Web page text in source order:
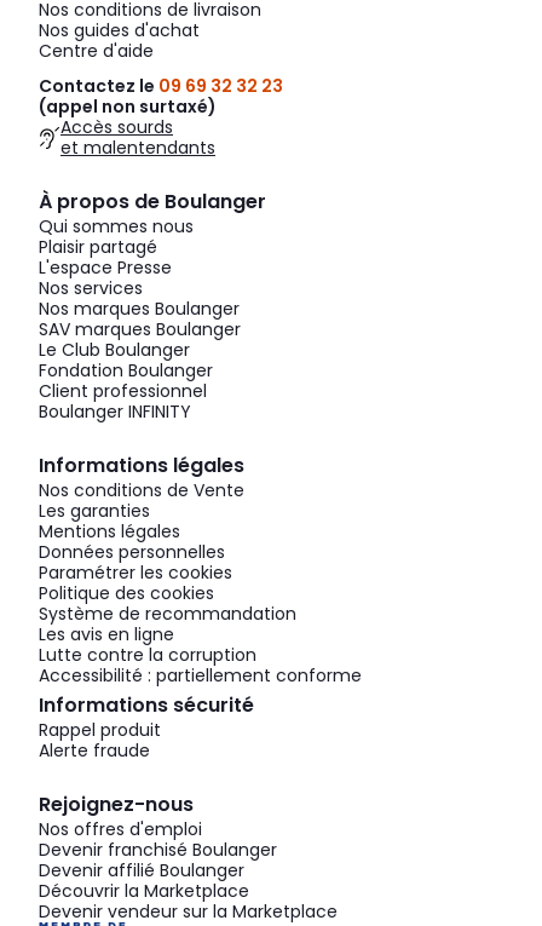
Nos conditions de livraison
Nos guides d'achat
Centre d'aide
Contactez le 09 69 32 32 23
(appel non surtaxé)
Accès sourds
et malentendants
À propos de Boulanger
Qui sommes nous
Plaisir partagé
L'espace Presse
Nos services
Nos marques Boulanger
SAV marques Boulanger
Le Club Boulanger
Fondation Boulanger
Client professionnel
Boulanger INFINITY
Informations légales
Nos conditions de Vente
Les garanties
Mentions légales
Données personnelles
Paramétrer les cookies
Politique des cookies
Système de recommandation
Les avis en ligne
Lutte contre la corruption
Accessibilité : partiellement conforme
Informations sécurité
Rappel produit
Alerte fraude
Rejoignez-nous
Nos offres d'emploi
Devenir franchisé Boulanger
Devenir affilié Boulanger
Découvrir la Marketplace
Devenir vendeur sur la Marketplace